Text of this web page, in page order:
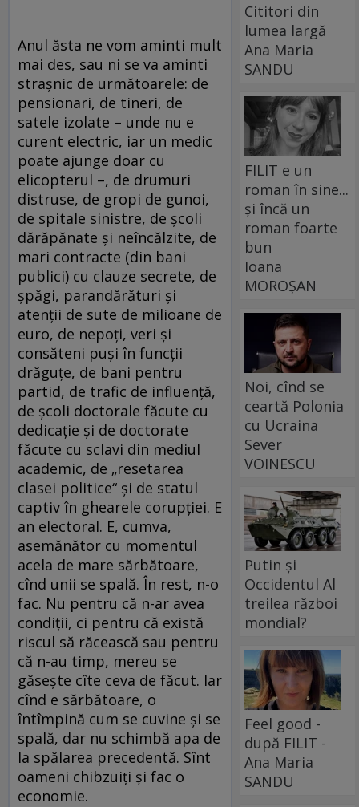
Anul ăsta ne vom aminti mult
mai des, sau ni se va aminti
strașnic de următoarele: de
pensionari, de tineri, de
satele izolate – unde nu e
curent electric, iar un medic
poate ajunge doar cu
elicopterul –, de drumuri
distruse, de gropi de gunoi,
de spitale sinistre, de școli
dărăpănate și neîncălzite, de
mari contracte (din bani
publici) cu clauze secrete, de
șpăgi, parandărături și
atenții de sute de milioane de
euro, de nepoți, veri și
consăteni puși în funcții
drăguțe, de bani pentru
partid, de trafic de influență,
de școli doctorale făcute cu
dedicație și de doctorate
făcute cu sclavi din mediul
academic, de „resetarea
clasei politice“ și de statul
captiv în ghearele corupției. E
an electoral. E, cumva,
asemănător cu momentul
acela de mare sărbătoare,
cînd unii se spală. În rest, n-o
fac. Nu pentru că n-ar avea
condiții, ci pentru că există
riscul să răcească sau pentru
că n-au timp, mereu se
găsește cîte ceva de făcut. Iar
cînd e sărbătoare, o
întîmpină cum se cuvine și se
spală, dar nu schimbă apa de
la spălarea precedentă. Sînt
oameni chibzuiți și fac o
economie.
Cititori din
lumea largă
Ana Maria
SANDU
FILIT e un
roman în sine...
și încă un
roman foarte
bun
Ioana
MOROȘAN
Noi, cînd se
ceartă Polonia
cu Ucraina
Sever
VOINESCU
Putin și
Occidentul Al
treilea război
mondial?
Feel good -
după FILIT -
Ana Maria
SANDU